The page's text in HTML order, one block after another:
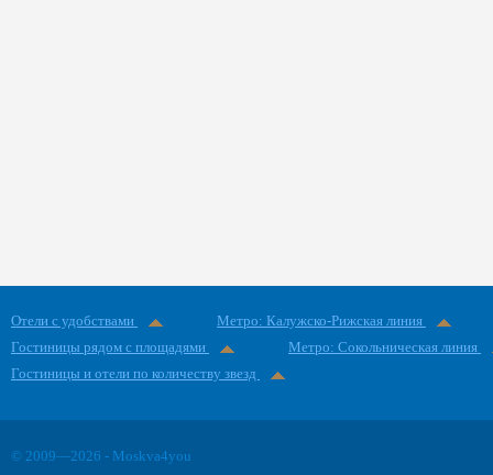
Отели с удобствами
Метро: Калужско-Рижская линия
Гостиницы рядом с площадями
Метро: Сокольническая линия
Гостиницы и отели по количеству звезд
© 2009—2026 - Moskva4you